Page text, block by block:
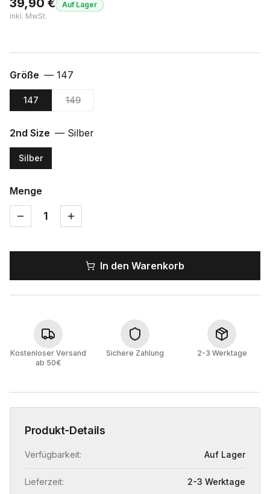
39,90 €
inkl. MwSt.
Auf Lager
Größe — 147
147 149
2nd Size — Silber
Silber
Menge
1
In den Warenkorb
Kostenloser Versand
ab 50€
Sichere Zahlung 2-3 Werktage
Produkt-Details
Verfügbarkeit: Auf Lager
Lieferzeit: 2-3 Werktage